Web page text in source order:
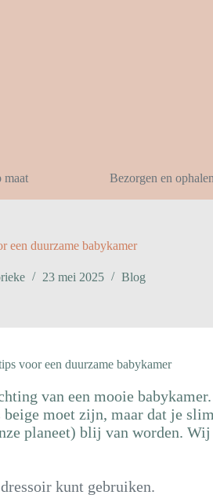
maat Bezorgen en ophalen
een duurzame babykamer
23 mei 2025 Blog
voor een duurzame babykamer
van een mooie
moet zijn, maar dat je
planeet) blij van worden.
kunt gebruiken.